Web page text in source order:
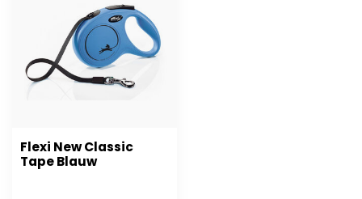
Flexi New Classic
Tape Blauw